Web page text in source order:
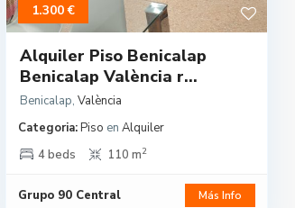
1.300 €
Alquiler Piso Benicalap
Benicalap València r...
Benicalap, València
Categoria:Piso en Alquiler
4 beds
110 m2
Grupo 90 Central Más Info